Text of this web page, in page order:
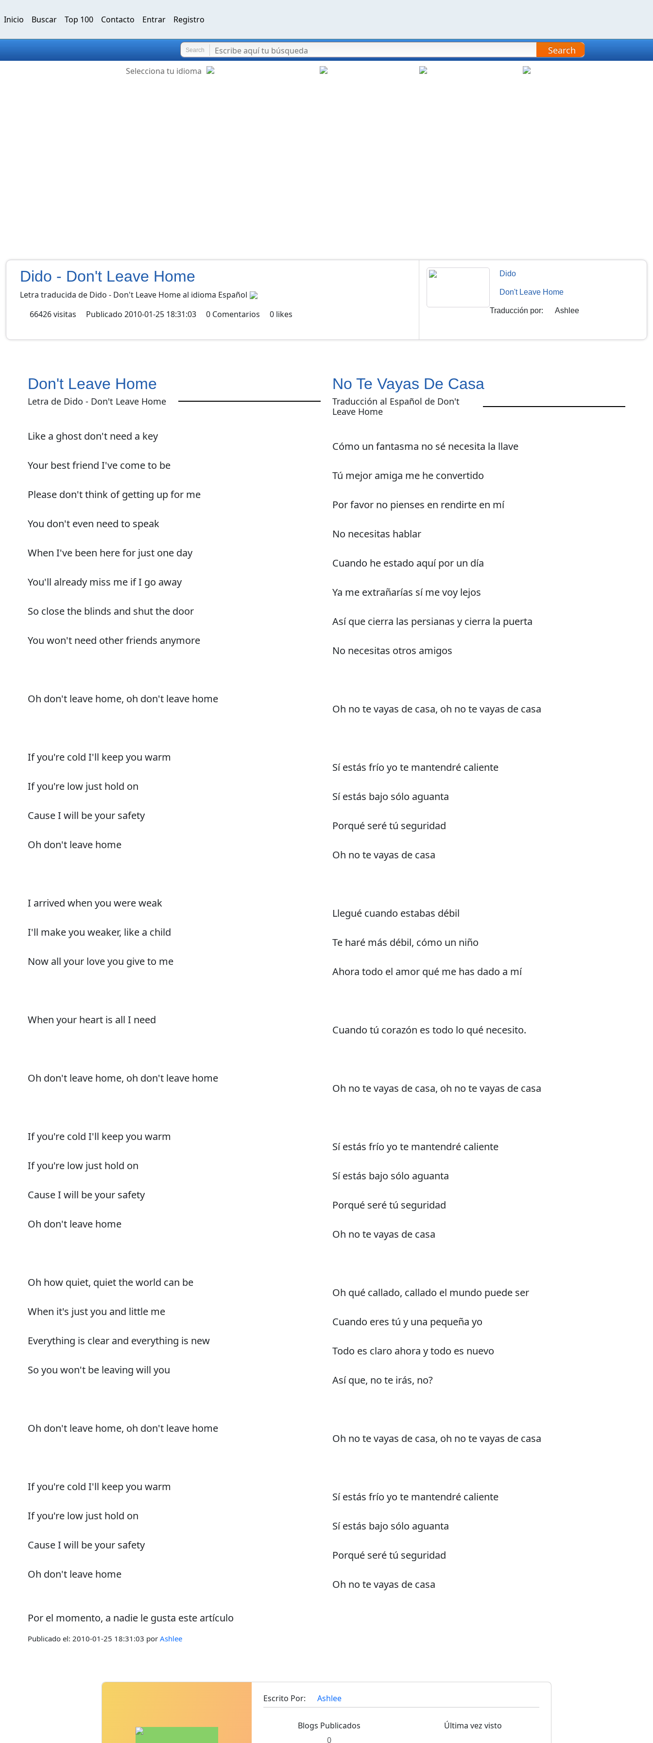
Inicio Buscar Top 100 Contacto Entrar Registro
Search Search
Selecciona tu idioma
Dido - Don't Leave Home
Letra traducida de Dido - Don't Leave Home al idioma Español
66426visitas Publicado 2010-01-25 18:31:03 0 Comentarios 0 likes
Dido
Don't Leave Home
Traducción por: Ashlee
Don't Leave Home
Letra de Dido - Don't Leave Home
Like a ghost don't need a key
Your best friend I've come to be
Please don't think of getting up for me
You don't even need to speak
When I've been here for just one day
You'll already miss me if I go away
So close the blinds and shut the door
You won't need other friends anymore
Oh don't leave home, oh don't leave home
If you're cold I'll keep you warm
If you're low just hold on
Cause I will be your safety
Oh don't leave home
I arrived when you were weak
I'll make you weaker, like a child
Now all your love you give to me
When your heart is all I need
Oh don't leave home, oh don't leave home
If you're cold I'll keep you warm
If you're low just hold on
Cause I will be your safety
Oh don't leave home
Oh how quiet, quiet the world can be
When it's just you and little me
Everything is clear and everything is new
So you won't be leaving will you
Oh don't leave home, oh don't leave home
If you're cold I'll keep you warm
If you're low just hold on
Cause I will be your safety
Oh don't leave home
Por el momento, a nadie le gusta este artículo
Publicado el: 2010-01-25 18:31:03 por Ashlee
No Te Vayas De Casa
Traducción al Español de Don't
Leave Home
Cómo un fantasma no sé necesita la llave
Tú mejor amiga me he convertido
Por favor no pienses en rendirte en mí
No necesitas hablar
Cuando he estado aquí por un día
Ya me extrañarías sí me voy lejos
Así que cierra las persianas y cierra la puerta
No necesitas otros amigos
Oh no te vayas de casa, oh no te vayas de casa
Sí estás frío yo te mantendré caliente
Sí estás bajo sólo aguanta
Porqué seré tú seguridad
Oh no te vayas de casa
Llegué cuando estabas débil
Te haré más débil, cómo un niño
Ahora todo el amor qué me has dado a mí
Cuando tú corazón es todo lo qué necesito.
Oh no te vayas de casa, oh no te vayas de casa
Sí estás frío yo te mantendré caliente
Sí estás bajo sólo aguanta
Porqué seré tú seguridad
Oh no te vayas de casa
Oh qué callado, callado el mundo puede ser
Cuando eres tú y una pequeña yo
Todo es claro ahora y todo es nuevo
Así que, no te irás, no?
Oh no te vayas de casa, oh no te vayas de casa
Sí estás frío yo te mantendré caliente
Sí estás bajo sólo aguanta
Porqué seré tú seguridad
Oh no te vayas de casa
Escrito Por: Ashlee
Blogs Publicados
0
Última vez visto